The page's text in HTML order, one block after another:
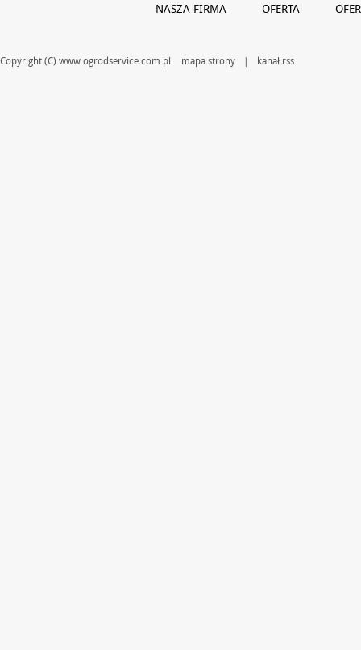
NASZA FIRMA OFERTA
Copyright (C) www.ogrodservice.com.pl mapa strony | kanał rss